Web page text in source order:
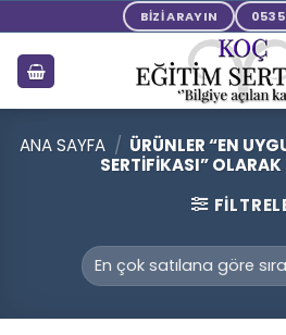
to
content
BİZİ ARAYIN 0535
ANA SAYFA / ÜRÜNLER “EN
SERTIFIKASI” OLARAK